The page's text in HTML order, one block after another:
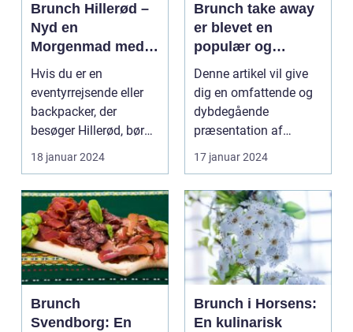
Brunch Hillerød –
Nyd en
Morgenmad med
Et Twist
Hvis du er en
eventyrrejsende eller
backpacker, der
besøger Hillerød, bør
du ikke gå glip af
byens f...
18 januar 2024
Brunch take away
er blevet en
populær og
praktisk måde at
nyde en lækker
brunchoplevelse
på, uanset hvor
man befinder sig
Denne artikel vil give
dig en omfattende og
dybdegående
præsentation af
brunch take away og
de vigti...
17 januar 2024
Brunch
Svendborg: En
Brunch i Horsens:
En kulinarisk